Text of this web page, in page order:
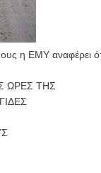
η ΕΜΥ αναφέρει
ΩΡΕΣ ΤΗΣ